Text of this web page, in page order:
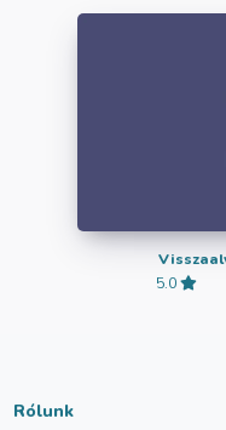
5.0
Rólunk